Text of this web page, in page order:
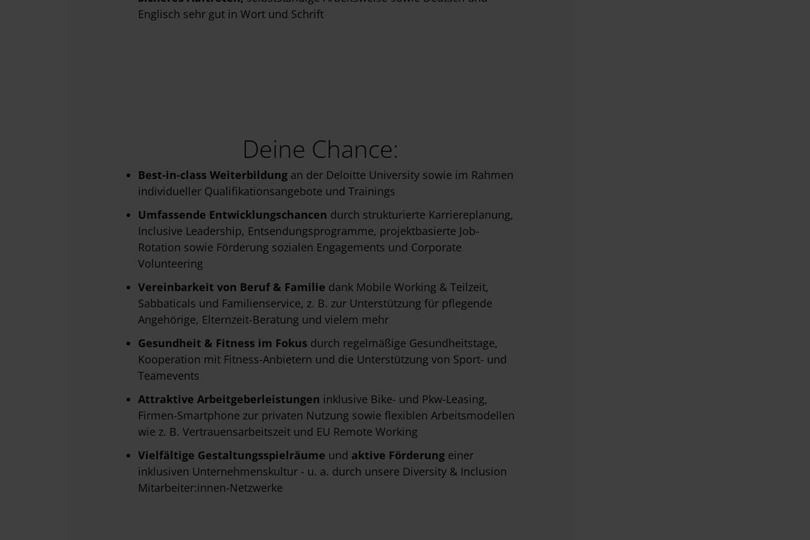
wEnglisch sehr gut in Wort und Schrift
Deine Chance:
Best-in-class Weiterbildung an der Deloitte University sowie im Rahmen
individueller Qualifikationsangebote und Trainings
Umfassende Entwicklungschancen durch strukturierte Karriereplanung,
Inclusive Leadership, Entsendungsprogramme, projektbasierte Job-
Rotation sowie Förderung sozialen Engagements und Corporate
Volunteering
Vereinbarkeit von Beruf & Familie dank Mobile Working & Teilzeit,
Sabbaticals und Familienservice, z. B. zur Unterstützung für pflegende
Angehörige, Elternzeit-Beratung und vielem mehr
Gesundheit & Fitness im Fokus durch regelmäßige Gesundheitstage,
Kooperation mit Fitness-Anbietern und die Unterstützung von Sport- und
Teamevents
Attraktive Arbeitgeberleistungen inklusive Bike- und Pkw-Leasing,
Firmen-Smartphone zur privaten Nutzung sowie flexiblen Arbeitsmodellen
wie z. B. Vertrauensarbeitszeit und EU Remote Working
Vielfältige Gestaltungsspielräume und aktive Förderung einer
inklusiven Unternehmenskultur - u. a. durch unsere Diversity & Inclusion
Mitarbeiter:innen-Netzwerke